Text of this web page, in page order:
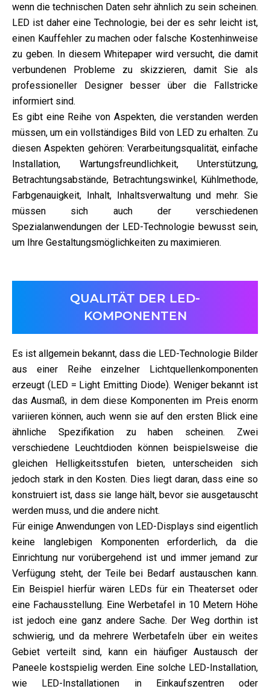
wenn die technischen Daten sehr ähnlich zu sein scheinen.
LED ist daher eine Technologie, bei der es sehr leicht ist,
einen Kauffehler zu machen oder falsche Kostenhinweise
zu geben. In diesem Whitepaper wird versucht, die damit
verbundenen Probleme zu skizzieren, damit Sie als
professioneller Designer besser über die Fallstricke
informiert sind.
Es gibt eine Reihe von Aspekten, die verstanden werden
müssen, um ein vollständiges Bild von LED zu erhalten. Zu
diesen Aspekten gehören: Verarbeitungsqualität, einfache
Installation, Wartungsfreundlichkeit, Unterstützung,
Betrachtungsabstände, Betrachtungswinkel, Kühlmethode,
Farbgenauigkeit, Inhalt, Inhaltsverwaltung und mehr. Sie
müssen sich auch der verschiedenen
Spezialanwendungen der LED-Technologie bewusst sein,
um Ihre Gestaltungsmöglichkeiten zu maximieren.
QUALITÄT DER LED-
KOMPONENTEN
Es ist allgemein bekannt, dass die LED-Technologie Bilder
aus einer Reihe einzelner Lichtquellenkomponenten
erzeugt (LED = Light Emitting Diode). Weniger bekannt ist
das Ausmaß, in dem diese Komponenten im Preis enorm
variieren können, auch wenn sie auf den ersten Blick eine
ähnliche Spezifikation zu haben scheinen. Zwei
verschiedene Leuchtdioden können beispielsweise die
gleichen Helligkeitsstufen bieten, unterscheiden sich
jedoch stark in den Kosten. Dies liegt daran, dass eine so
konstruiert ist, dass sie lange hält, bevor sie ausgetauscht
werden muss, und die andere nicht.
Für einige Anwendungen von LED-Displays sind eigentlich
keine langlebigen Komponenten erforderlich, da die
Einrichtung nur vorübergehend ist und immer jemand zur
Verfügung steht, der Teile bei Bedarf austauschen kann.
Ein Beispiel hierfür wären LEDs für ein Theaterset oder
eine Fachausstellung. Eine Werbetafel in 10 Metern Höhe
ist jedoch eine ganz andere Sache. Der Weg dorthin ist
schwierig, und da mehrere Werbetafeln über ein weites
Gebiet verteilt sind, kann ein häufiger Austausch der
Paneele kostspielig werden. Eine solche LED-Installation,
wie LED-Installationen in Einkaufszentren oder